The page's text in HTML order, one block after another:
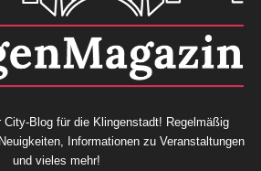
City-Blog für die Klingenstadt! Regelmäßig
Informationen zu Veranstaltungen
und vieles mehr!